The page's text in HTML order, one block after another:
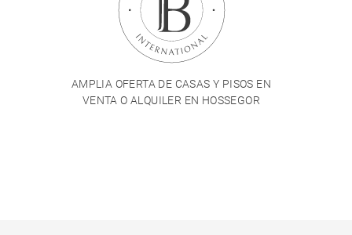
AMPLIA OFERTA DE CASAS Y PISOS EN
VENTA O ALQUILER EN HOSSEGOR